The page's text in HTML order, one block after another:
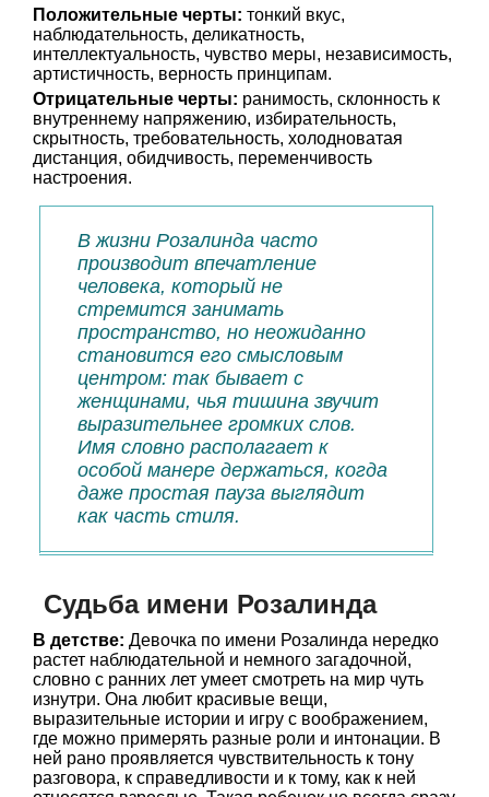
Положительные черты: тонкий вкус,
наблюдательность, деликатность,
интеллектуальность, чувство меры, независимость,
артистичность, верность принципам.
Отрицательные черты: ранимость, склонность к
внутреннему напряжению, избирательность,
скрытность, требовательность, холодноватая
дистанция, обидчивость, переменчивость
настроения.
В жизни Розалинда часто
производит впечатление
человека, который не
стремится занимать
пространство, но неожиданно
становится его смысловым
центром: так бывает с
женщинами, чья тишина звучит
выразительнее громких слов.
Имя словно располагает к
особой манере держаться, когда
даже простая пауза выглядит
как часть стиля.
Судьба имени Розалинда
В детстве: Девочка по имени Розалинда нередко
растет наблюдательной и немного загадочной,
словно с ранних лет умеет смотреть на мир чуть
изнутри. Она любит красивые вещи,
выразительные истории и игру с воображением,
где можно примерять разные роли и интонации. В
ней рано проявляется чувствительность к тону
разговора, к справедливости и к тому, как к ней